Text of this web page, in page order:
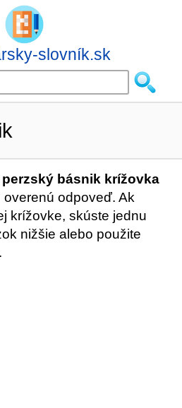
slovník.sk
perzský básnik krížovka
odpoveď. Ak
krížovke, skúste jednu
nižšie alebo použite